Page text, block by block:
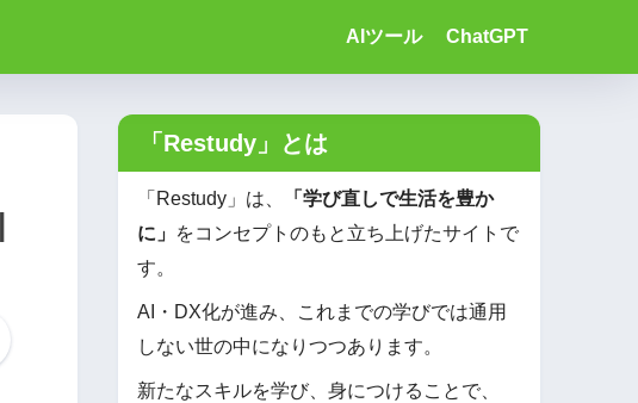
AIツール ChatGPT
「Restudy」とは
「Restudy」は、
「学び直しで生活を豊か
に」 をコンセプトのもと立ち上げたサイトで
す。
AI・DX化が進み、これまでの学びでは通用
しない世の中になりつつあります。
新たなスキルを学び、身につけることで、